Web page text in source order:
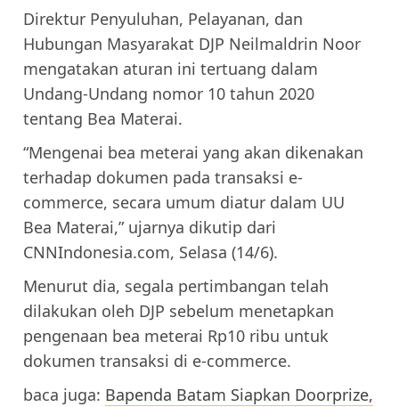
Direktur Penyuluhan, Pelayanan, dan
Hubungan Masyarakat DJP Neilmaldrin Noor
mengatakan aturan ini tertuang dalam
Undang-Undang nomor 10 tahun 2020
tentang Bea Materai.
“Mengenai bea meterai yang akan dikenakan
terhadap dokumen pada transaksi e-
commerce, secara umum diatur dalam UU
Bea Materai,” ujarnya dikutip dari
CNNIndonesia.com, Selasa (14/6).
Menurut dia, segala pertimbangan telah
dilakukan oleh DJP sebelum menetapkan
pengenaan bea meterai Rp10 ribu untuk
dokumen transaksi di e-commerce.
baca juga: Bapenda Batam Siapkan Doorprize,